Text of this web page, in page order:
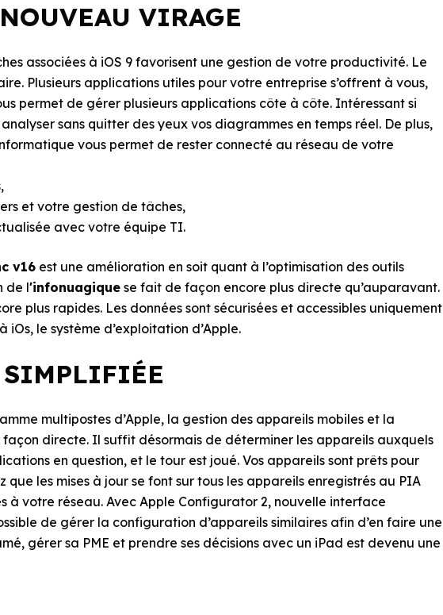
VIRAGE
associées à iOS 9 favorisent une gestion de votre productivité. Le
Plusieurs applications utiles pour votre entreprise s’offrent à vous,
permet de gérer plusieurs applications côte à côte. Intéressant si
sans quitter des yeux vos diagrammes en temps réel. De plus,
vous permet de rester connecté au réseau de votre
et votre gestion de tâches,
avec votre équipe TI.
v16 est une amélioration en soit quant à l’optimisation des outils
de l'infonuagique se fait de façon encore plus directe qu’auparavant.
plus rapides. Les données sont sécurisées et accessibles uniquement
le système d’exploitation d’Apple.
SIMPLIFIÉE
multipostes d’Apple, la gestion des appareils mobiles et la
directe. Il suffit désormais de déterminer les appareils auxquels
en question, et le tour est joué. Vos appareils sont prêts pour
les mises à jour se font sur tous les appareils enregistrés au PIA
à votre réseau. Avec Apple Configurator 2, nouvelle interface
de gérer la configuration d’appareils similaires afin d’en faire une
gérer sa PME et prendre ses décisions avec un iPad est devenu une